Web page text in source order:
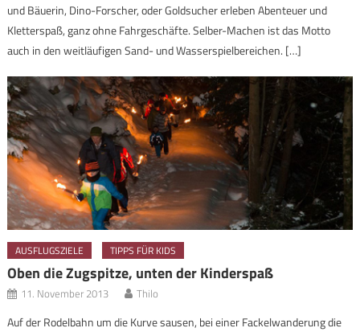
und Bäuerin, Dino-Forscher, oder Goldsucher erleben Abenteuer und
Kletterspaß, ganz ohne Fahrgeschäfte. Selber-Machen ist das Motto
auch in den weitläufigen Sand- und Wasserspielbereichen. […]
AUSFLUGSZIELE TIPPS FÜR KIDS
Oben die Zugspitze, unten der Kinderspaß
11. November 2013 Thilo
Auf der Rodelbahn um die Kurve sausen, bei einer Fackelwanderung die